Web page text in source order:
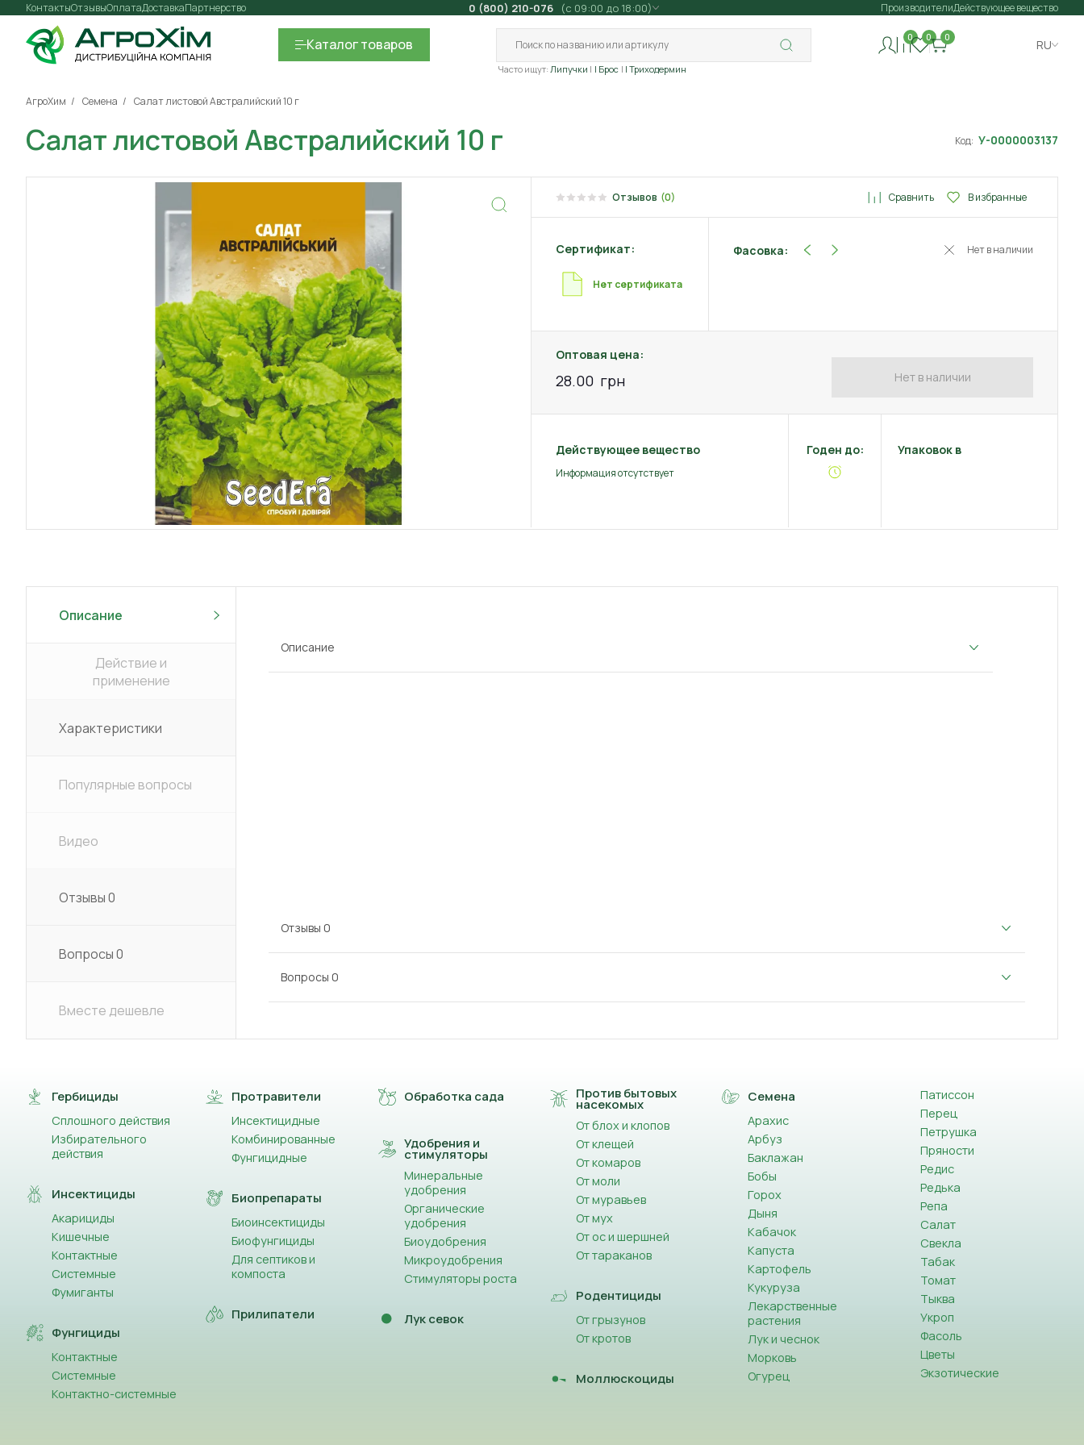
Контакты Оплата
Отзывы ДоставкаПартнерство 0 (800) 210-076 (с 09:00 до 18:00) ПроизводителиДействующее вещество
Каталогтоваров
Часто ищут: Липучки | Брос | Триходермин
0 0 0
RU
АгроХим Семена Салат листовой Австралийский 10 г
Салат листовой Австралийский 10 г Код: У-0000003137
Отзывов (0) Сравнить В избранные
Сертификат:
Нет сертификата
Фасовка: Нет в наличии
Оптовая цена:
28.00 грн Нет в наличии
Действующее вещество
Информация отсутствует
Годен до: Упаковок в
Описание
Действие и
применение
Характеристики
Популярные вопросы
Видео
Отзывы0
Вопросы0
Вместе дешевле
Описание
Отзывы 0
Вопросы 0
Гербициды
Сплошного действия
Избирательного
действия
Инсектициды
Акарициды
Кишечные
Контактные
Системные
Фумиганты
Фунгициды
Контактные
Системные
Контактно-системные
Протравители
Инсектицидные
Комбинированные
Фунгицидные
Биопрепараты
Биоинсектициды
Биофунгициды
Для септиков и
компоста
Прилипатели
Обработка сада
Удобрения и
стимуляторы
Минеральные
удобрения
Органические
удобрения
Биоудобрения
Микроудобрения
Стимуляторы роста
Лук севок
Против бытовых
насекомых
От блох и клопов
От клещей
От комаров
От моли
От муравьев
От мух
От ос и шершней
От тараканов
Родентициды
От грызунов
От кротов
Моллюскоциды
Семена
Арахис
Арбуз
Баклажан
Бобы
Горох
Дыня
Кабачок
Капуста
Картофель
Кукуруза
Лекарственные
растения
Лук и чеснок
Морковь
Огурец
Патиссон
Перец
Петрушка
Пряности
Редис
Редька
Репа
Салат
Свекла
Табак
Томат
Тыква
Укроп
Фасоль
Цветы
Экзотические